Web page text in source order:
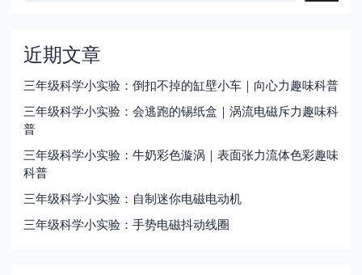
近期文章
三年级科学小实验：倒扣不掉的缸壁小车｜向心力趣味科普
三年级科学小实验：会逃跑的锡纸盒｜涡流电磁斥力趣味科
普
三年级科学小实验：牛奶彩色漩涡｜表面张力流体色彩趣味
科普
三年级科学小实验：自制迷你电磁电动机
三年级科学小实验：手势电磁抖动线圈